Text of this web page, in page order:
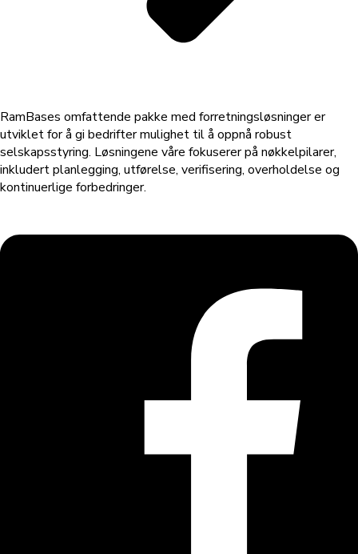
RamBases omfattende pakke med forretningsløsninger er
utviklet for å gi bedrifter mulighet til å oppnå robust
selskapsstyring. Løsningene våre fokuserer på nøkkelpilarer,
inkludert planlegging, utførelse, verifisering, overholdelse og
kontinuerlige forbedringer.